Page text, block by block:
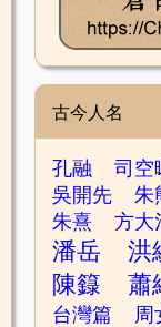
古今人名
孔融 司空
吳開先
朱
朱熹
方大
潘岳 洪
陳籙
蕭
台灣篇 周